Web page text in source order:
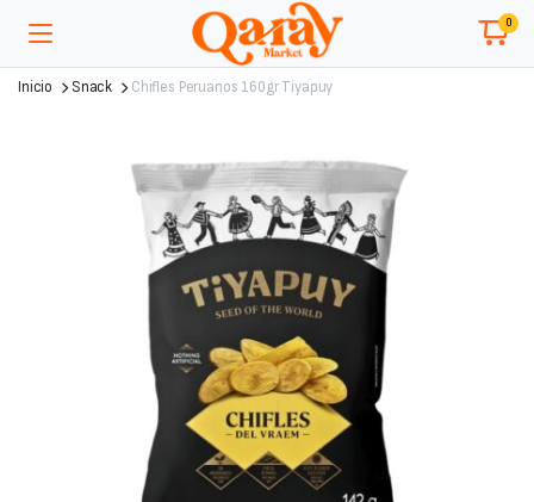
0
Inicio Snack Chifles Peruanos 160gr Tiyapuy